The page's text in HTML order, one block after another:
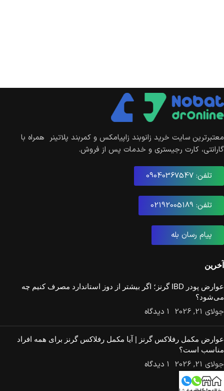
معتبرترین سایت خرید زانوبند زاپیامکس و کمربند پلاتینر همراه با
گارانتی، کارت رجیستری و خدمات پس از فروش.
تلفن: 09040367547
تلفن: 02192005189
پیام رسان بله
آخرین
عوارض پودر IBD گرنز؛ اگر بیشتر از دوز استاندارد مصرف کنیم چه
می‌شود؟
جولای 21, 2026 ۱ دیدگاه
عوارض مکمل رفلاکس گرنز | آیا مکمل رفلاکس گرنز برای همه افراد
مناسب است؟
جولای 21, 2026 ۱ دیدگاه